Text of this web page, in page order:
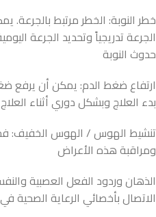
خطر النوبة: الخطر مرتبط بالجرعة.
حدوث النوبة
ارتفاع ضغط الدم: يمكن أن يرفع
بدء العلاج وبشكل دوري أثناء العلاج
تنشيط الهوس / الهوس الخفيف:
ومراقبة هذه الأعراض
الذهان وردود الفعل العصبية
الاتصال بأخصائي الرعاية الصحية